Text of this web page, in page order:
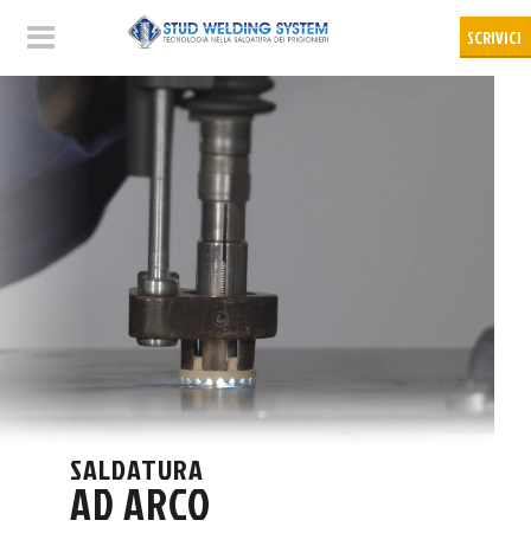
SALDATURA
AD ARCO